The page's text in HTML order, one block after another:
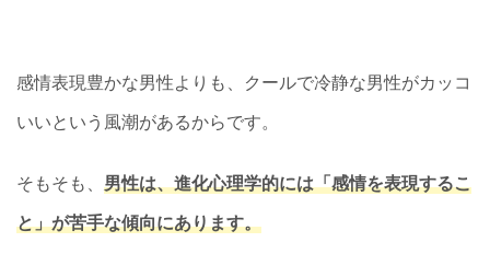
感情表現豊かな男性よりも、クールで冷静な男性がカッコ
いいという風潮があるからです。
そもそも、 男性は、進化心理学的には「感情を表現するこ
と」が苦手な傾向にあります。